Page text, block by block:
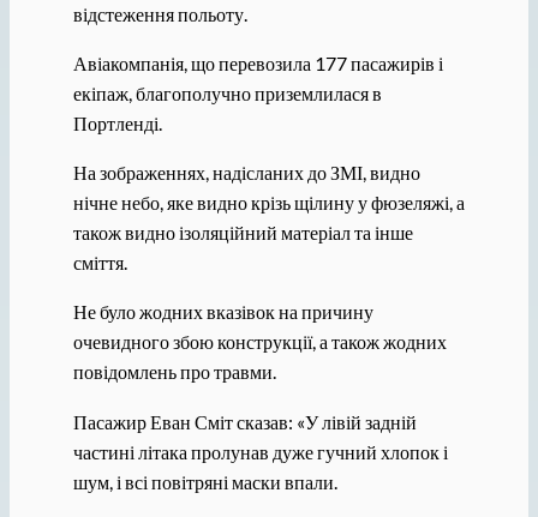
відстеження польоту.
Авіакомпанія, що перевозила 177 пасажирів і
екіпаж, благополучно приземлилася в
Портленді.
На зображеннях, надісланих до ЗМІ, видно
нічне небо, яке видно крізь щілину у фюзеляжі, а
також видно ізоляційний матеріал та інше
сміття.
Не було жодних вказівок на причину
очевидного збою конструкції, а також жодних
повідомлень про травми.
Пасажир Еван Сміт сказав: «У лівій задній
частині літака пролунав дуже гучний хлопок і
шум, і всі повітряні маски впали.